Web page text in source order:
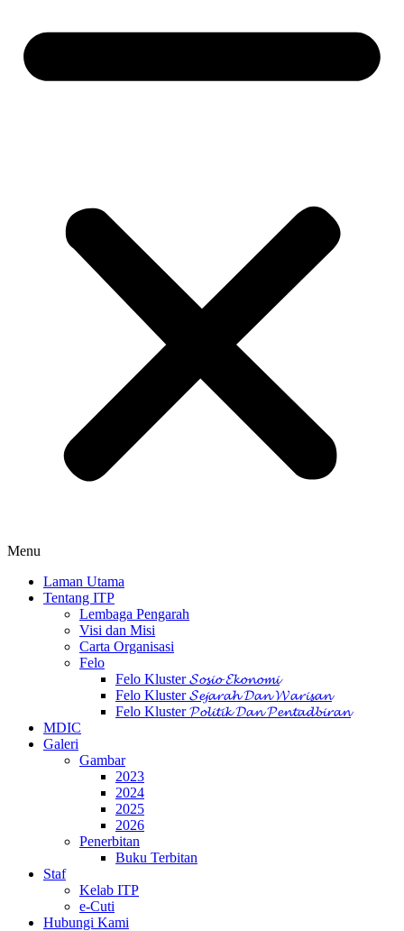
Menu
Laman Utama
Tentang ITP
Lembaga Pengarah
Visi dan Misi
Carta Organisasi
Felo
Felo Kluster 𝓢𝓸𝓼𝓲𝓸 𝓔𝓴𝓸𝓷𝓸𝓶𝓲
Felo Kluster 𝓢𝓮𝓳𝓪𝓻𝓪𝓱 𝓓𝓪𝓷 𝓦𝓪𝓻𝓲𝓼𝓪𝓷
Felo Kluster 𝓟𝓸𝓵𝓲𝓽𝓲𝓴 𝓓𝓪𝓷 𝓟𝓮𝓷𝓽𝓪𝓭𝓫𝓲𝓻𝓪𝓷
MDIC
Galeri
Gambar
2023
2024
2025
2026
Penerbitan
Buku Terbitan
Staf
Kelab ITP
e-Cuti
Hubungi Kami